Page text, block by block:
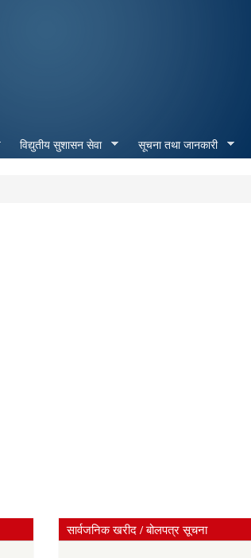
विद्युतीय सुशासन सेवा सूचना तथा जानकारी
सार्वजनिक खरीद / बोलपत्र सूचना